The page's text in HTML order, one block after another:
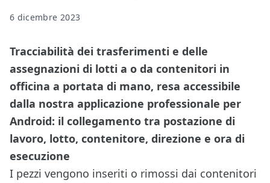
6 dicembre 2023
Tracciabilità dei trasferimenti e delle
assegnazioni di lotti a o da contenitori in
officina a portata di mano, resa accessibile
dalla nostra applicazione professionale per
Android: il collegamento tra postazione di
lavoro, lotto, contenitore, direzione e ora di
esecuzione
I pezzi vengono inseriti o rimossi dai contenitori